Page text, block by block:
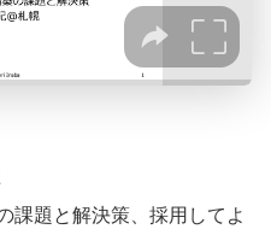
課題と解決策、採用してよ